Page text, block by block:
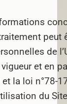
peut
de
et en
la loi n°78-
du